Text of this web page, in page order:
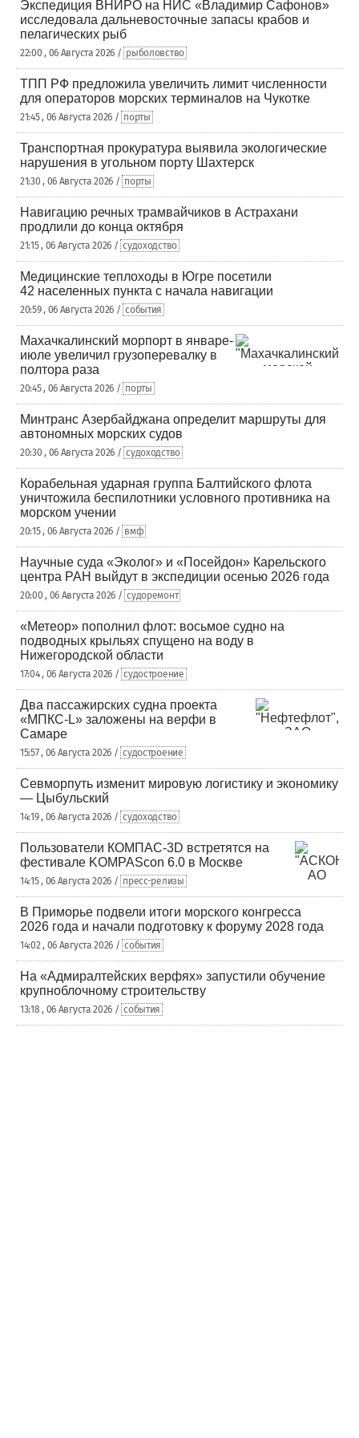
Экспедиция ВНИРО на НИС «Владимир Сафонов»
исследовала дальневосточные запасы крабов и
пелагических рыб
22:00 , 06 Августа 2026 / рыболовство
ТПП РФ предложила увеличить лимит численности
для операторов морских терминалов на Чукотке
21:45 , 06 Августа 2026 / порты
Транспортная прокуратура выявила экологические
нарушения в угольном порту Шахтерск
21:30 , 06 Августа 2026 / порты
Навигацию речных трамвайчиков в Астрахани
продлили до конца октября
21:15 , 06 Августа 2026 / судоходство
Медицинские теплоходы в Югре посетили
42 населенных пункта с начала навигации
20:59 , 06 Августа 2026 / события
Махачкалинский морпорт в январе-
июле увеличил грузоперевалку в
полтора раза
20:45 , 06 Августа 2026 / порты
Минтранс Азербайджана определит маршруты для
автономных морских судов
20:30 , 06 Августа 2026 / судоходство
Корабельная ударная группа Балтийского флота
уничтожила беспилотники условного противника на
морском учении
20:15 , 06 Августа 2026 / вмф
Научные суда «Эколог» и «Посейдон» Карельского
центра РАН выйдут в экспедиции осенью 2026 года
20:00 , 06 Августа 2026 / судоремонт
«Метеор» пополнил флот: восьмое судно на
подводных крыльях спущено на воду в
Нижегородской области
17:04 , 06 Августа 2026 / судостроение
Два пассажирских судна проекта
«МПКС-L» заложены на верфи в
Самаре
15:57 , 06 Августа 2026 / судостроение
Севморпуть изменит мировую логистику и экономику
— Цыбульский
14:19 , 06 Августа 2026 / судоходство
Пользователи КОМПАС-3D встретятся на
фестивале KOMPAScon 6.0 в Москве
14:15 , 06 Августа 2026 / пресс-релизы
В Приморье подвели итоги морского конгресса
2026 года и начали подготовку к форуму 2028 года
14:02 , 06 Августа 2026 / события
На «Адмиралтейских верфях» запустили обучение
крупноблочному строительству
13:18 , 06 Августа 2026 / события